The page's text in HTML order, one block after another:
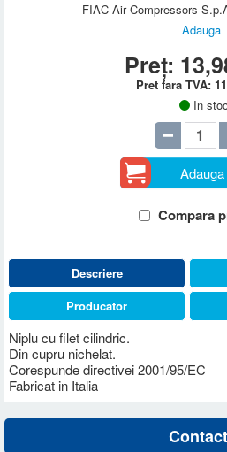
FIAC Air Compressors
Adauga
Preț:
Pret fara TVA:
In stoc
Compara
Descriere
Niplu cu filet cilindric.
Din cupru nichelat.
Corespunde directivei 2001/95/EC
Fabricat in Italia
Producator
Contact